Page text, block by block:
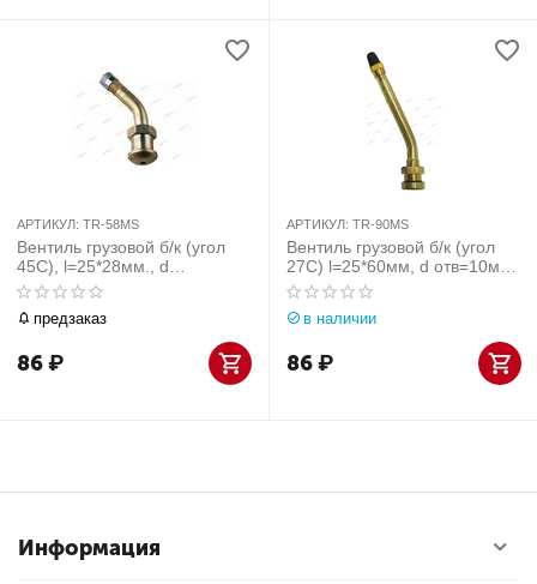
АРТИКУЛ: TR-58MS
Вентиль грузовой б/к (угол
45С), l=25*28мм., d
отв.=10мм., 1шт
предзаказ
86₽
АРТИКУЛ: TR-90MS
Вентиль грузовой б/к (угол
27С) l=25*60мм, d отв=10мм
1шт
в наличии
86₽
Информация